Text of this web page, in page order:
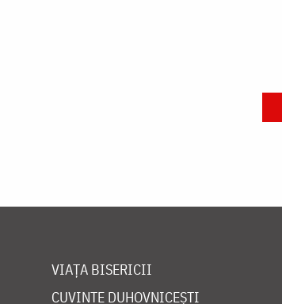
VIAȚA BISERICII
CUVINTE DUHOVNICEȘTI